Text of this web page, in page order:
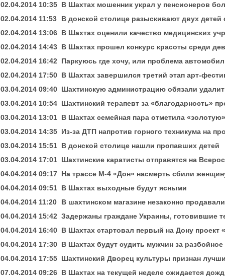
02.04.2014 10:35 В Шахтах мошенник украл у пенсионеров
02.04.2014 11:53
В донской столице разыскивают двух
02.04.2014 13:06 В Шахтах оценили качество медицинских
02.04.2014 14:43 В Шахтах прошел конкурс красоты среди
02.04.2014 16:42 Паркуюсь где хочу, или проблема
02.04.2014 17:50 В Шахтах завершился третий этап арт-
03.04.2014 09:40 Шахтинскую администрацию обязали
03.04.2014 10:54 Шахтинский терапевт за «благодарность»
03.04.2014 13:01 В Шахтах семейная пара отметила
03.04.2014 14:35 Из-за ДТП напротив горного техникума на
03.04.2014 15:51 В донской столице нашли пропавших детей
03.04.2014 17:01 Шахтинские каратисты отправятся на
04.04.2014 09:17 На трассе М-4 «Дон» насмерть сбили
04.04.2014 09:51 В Шахтах выходные будут ясными
04.04.2014 11:20
В шахтинском магазине незаконно
04.04.2014 15:42 Задержаны граждане Украины, готовившие
04.04.2014 16:40 В Шахтах стартовал первый на Дону проект
04.04.2014 17:30 В Шахтах будут судить мужчин за разбойное
04.04.2014 17:55 Шахтинский Дворец культуры признан
07.04.2014 09:26 В Шахтах на текущей неделе ожидается